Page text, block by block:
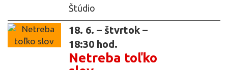
Štúdio
18. 6. – štvrtok –
18:30 hod.
Netreba toľko